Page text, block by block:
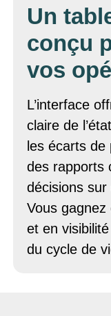
Un
conçu
vos
L’interface
claire de
les écarts
des rapports
décisions
Vous
et en
du cycle de